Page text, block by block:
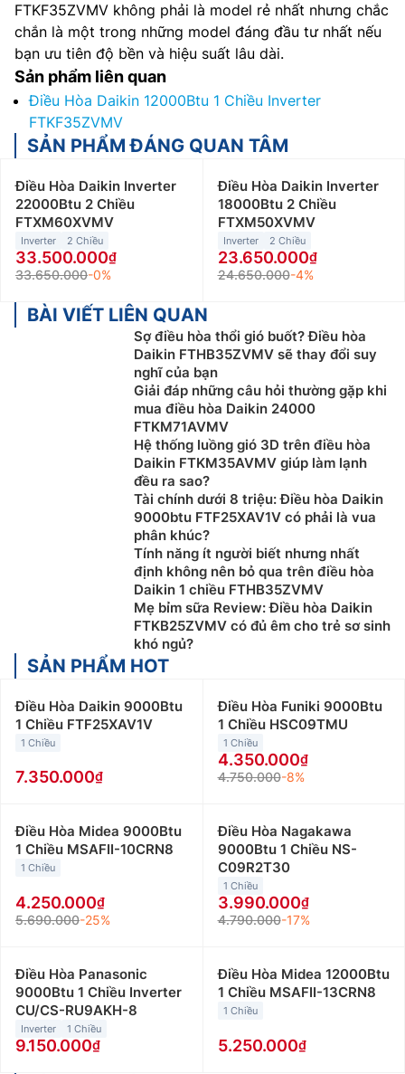
FTKF35ZVMV không phải là model rẻ nhất nhưng chắc
chắn là một trong những model đáng đầu tư nhất nếu
bạn ưu tiên độ bền và hiệu suất lâu dài.
Sản phẩm liên quan
Điều Hòa Daikin 12000Btu 1 Chiều Inverter
FTKF35ZVMV
SẢN PHẨM ĐÁNG QUAN TÂM
Điều Hòa Daikin Inverter
22000Btu 2 Chiều
FTXM60XVMV
Inverter 2 Chiều
33.500.000
33.650.000-0%
Điều Hòa Daikin Inverter
18000Btu 2 Chiều
FTXM50XVMV
Inverter 2 Chiều
23.650.000
24.650.000-4%
BÀI VIẾT LIÊN QUAN
Sợ điều hòa thổi gió buốt? Điều hòa
Daikin FTHB35ZVMV sẽ thay đổi suy
nghĩ của bạn
Giải đáp những câu hỏi thường gặp khi
mua điều hòa Daikin 24000
FTKM71AVMV
Hệ thống luồng gió 3D trên điều hòa
Daikin FTKM35AVMV giúp làm lạnh
đều ra sao?
Tài chính dưới 8 triệu: Điều hòa Daikin
9000btu FTF25XAV1V có phải là vua
phân khúc?
Tính năng ít người biết nhưng nhất
định không nên bỏ qua trên điều hòa
Daikin 1 chiều FTHB35ZVMV
Mẹ bỉm sữa Review: Điều hòa Daikin
FTKB25ZVMV có đủ êm cho trẻ sơ sinh
khó ngủ?
SẢN PHẨM HOT
Điều Hòa Daikin 9000Btu
1 Chiều FTF25XAV1V
1 Chiều
7.350.000
Điều Hòa Funiki 9000Btu
1 Chiều HSC09TMU
1 Chiều
4.350.000
4.750.000-8%
Điều Hòa Midea 9000Btu
1 Chiều MSAFII-10CRN8
1 Chiều
4.250.000
5.690.000-25%
Điều Hòa Nagakawa
9000Btu 1 Chiều NS-
C09R2T30
1 Chiều
3.990.000
4.790.000-17%
Điều Hòa Panasonic
9000Btu 1 Chiều Inverter
CU/CS-RU9AKH-8
Inverter 1 Chiều
9.150.000
Điều Hòa Midea 12000Btu
1 Chiều MSAFII-13CRN8
1 Chiều
5.250.000